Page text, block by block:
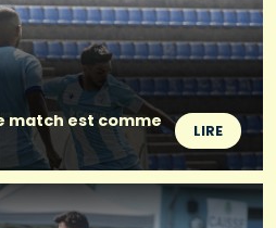
match est comme
LIRE